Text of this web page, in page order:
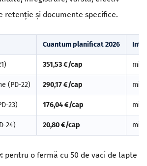
retenție și documente specifice.
Cuantum planificat 2026
351,53 €/cap
(PD-22) 290,17 €/cap
23) 176,04 €/cap
24) 20,80 €/cap
pentru o fermă cu 50 de vaci de lapte